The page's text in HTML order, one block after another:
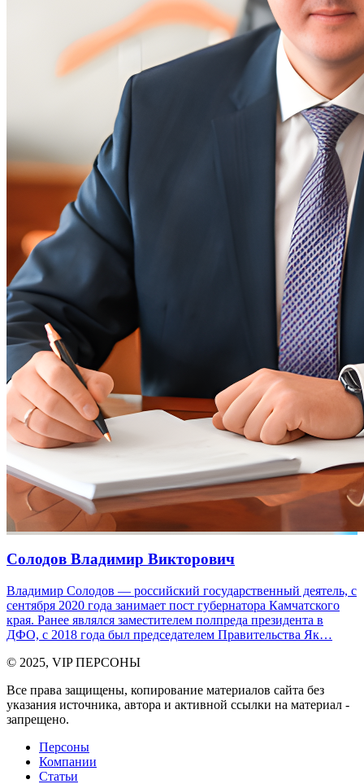
Солодов Владимир Викторович
Владимир Солодов — российский государственный деятель, с
сентября 2020 года занимает пост губернатора Камчатского
края. Ранее являлся заместителем полпреда президента в
ДФО, с 2018 года был председателем Правительства Як…
© 2025, VIP ПЕРСОНЫ
Все права защищены, копирование материалов сайта без
указания источника, автора и активной ссылки на материал -
запрещено.
Персоны
Компании
Статьи